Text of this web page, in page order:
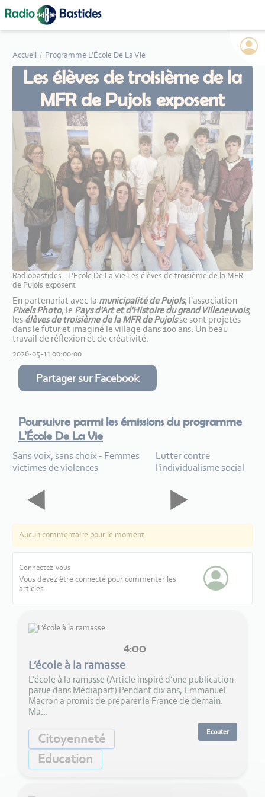
Accueil Programme L’École De La Vie
Les élèves de troisième de la
MFR de Pujols exposent
Radiobastides - L’École De La Vie Les élèves de troisième de la MFR
de Pujols exposent
En partenariat avec la municipalité de Pujols, l'association
Pixels Photo, le Pays d'Art et d'Histoire du grand Villeneuvois,
les élèves de troisième de la MFR de Pujolsse sont projetés
dans le futur et imaginé le village dans 100 ans. Un beau
travail de réflexion et de créativité.
2026-05-11 00:00:00
Partager sur Facebook
Poursuivre parmi les émissions du programme
L’École De La Vie
Sans voix, sans choix - Femmes
victimes de violences
Lutter contre
l'individualisme social
Aucun commentaire pour le moment
Connectez-vous
Vous devez être connecté pour commenter les
articles
4:00
L’école à la ramasse
L’école à la ramasse (Article inspiré d’une publication
parue dans Médiapart) Pendant dix ans, Emmanuel
Macron a promis de préparer la France de demain.
Ma...
Citoyenneté
Education
Ecouter
Panneau de gestion des cookies